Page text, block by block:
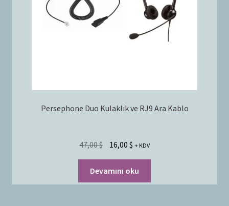
Persephone Duo Kulaklık ve RJ9 Ara Kablo
47,00$ 16,00 $ + KDV
Devamını oku